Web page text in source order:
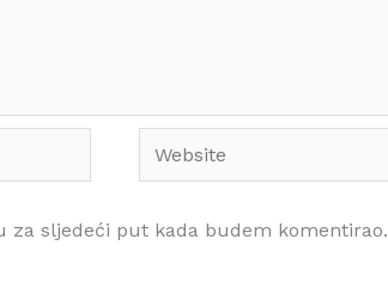
Website
sljedeći put kada budem komentirao.